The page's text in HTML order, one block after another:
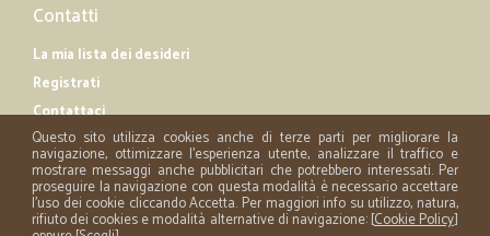
Contatti
La mia lista dei desideri
Registrati
Contattaci
Questo sito utilizza cookies anche di terze parti per migliorare la
navigazione, ottimizzare l'esperienza utente, analizzare il traffico e
mostrare messaggi anche pubblicitari che potrebbero interessati. Per
proseguire la navigazione con questa modalità è necessario accettare
l'uso dei cookie cliccando Accetta. Per maggiori info su utilizzo, natura,
rifiuto dei cookies e modalità alternative di navigazione: [Cookie Policy]